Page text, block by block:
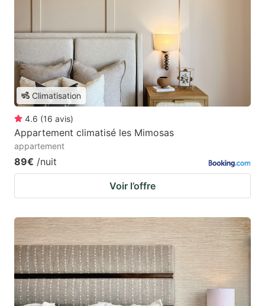
Climatisation
4.6 (16 avis)
Appartement climatisé les Mimosas
appartement
89€ /nuit
Voir l’offre